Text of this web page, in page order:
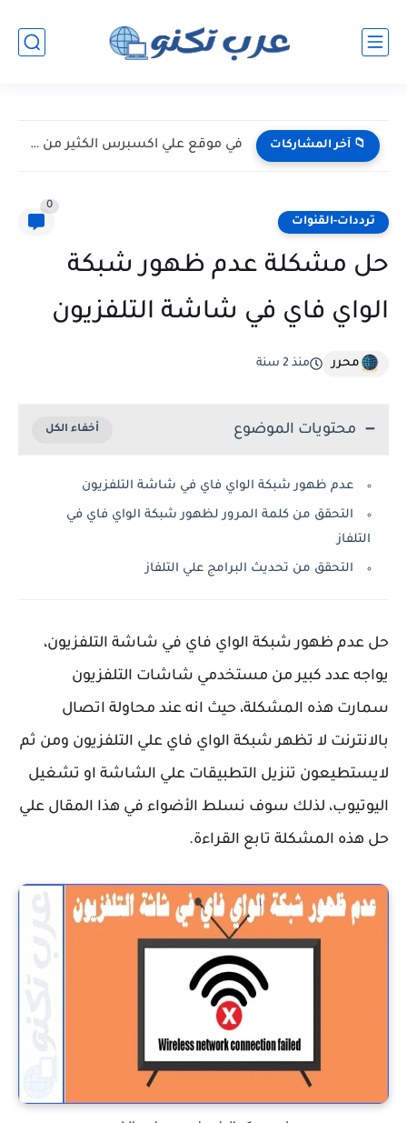
📁 آخر المشاركات في موقع علي اكسبرس الكثير من الخبايا
ترددات-القنوات
0
حل مشكلة عدم ظهور شبكة
الواي فاي في شاشة التلفزيون
محرر منذ 2 سنة
محتويات الموضوع
عدم ظهور شبكة الواي فاي في شاشة التلفزيون
التحقق من كلمة المرور لظهور شبكة الواي فاي في
التلفاز
التحقق من تحديث البرامج علي التلفاز
حل عدم ظهور شبكة الواي فاي في شاشة التلفزيون،
يواجه عدد كبير من مستخدمي شاشات التلفزيون
سمارت هذه المشكلة، حيث انه عند محاولة اتصال
بالانترنت لا تظهر شبكة الواي فاي علي التلفزيون ومن ثم
لايستطيعون تنزيل التطبيقات علي الشاشة او تشغيل
اليوتيوب، لذلك سوف نسلط الأضواء في هذا المقال علي
حل هذه المشكلة تابع القراءة.